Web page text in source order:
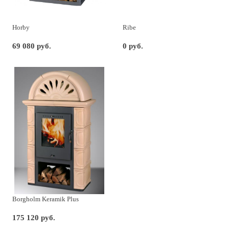
Horby
69 080 руб.
Ribe
0 руб.
Borgholm Keramik Plus
175 120 руб.